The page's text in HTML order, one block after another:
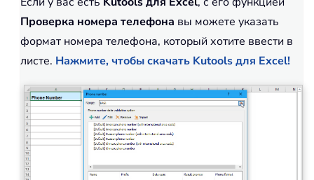
Проверка номера телефона вы можете указать
формат номера телефона, который хотите ввести в
листе. Нажмите, чтобы скачать Kutools для Excel!